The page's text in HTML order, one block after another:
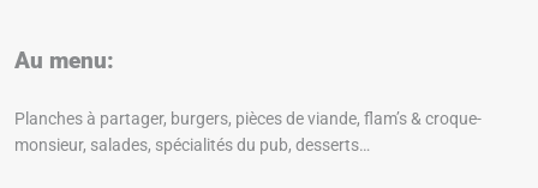
Au menu:
Planches à partager, burgers, pièces de viande, flam’s & croque-
monsieur, salades, spécialités du pub, desserts…